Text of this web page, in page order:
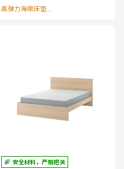
高弹力海绵床垫舒适支撑
安全材料，严格把关